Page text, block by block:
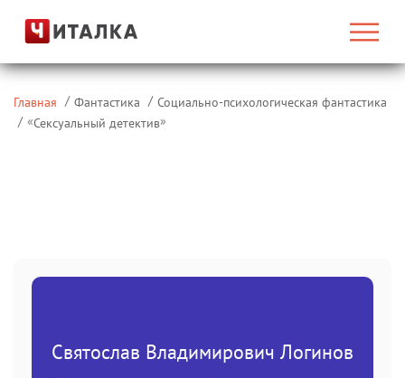
Главная Фантастика
Социально-психологическая фантастика
«Сексуальный детектив»
Святослав Владимирович Логинов